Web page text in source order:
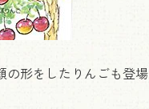
の形をしたりんごも登場